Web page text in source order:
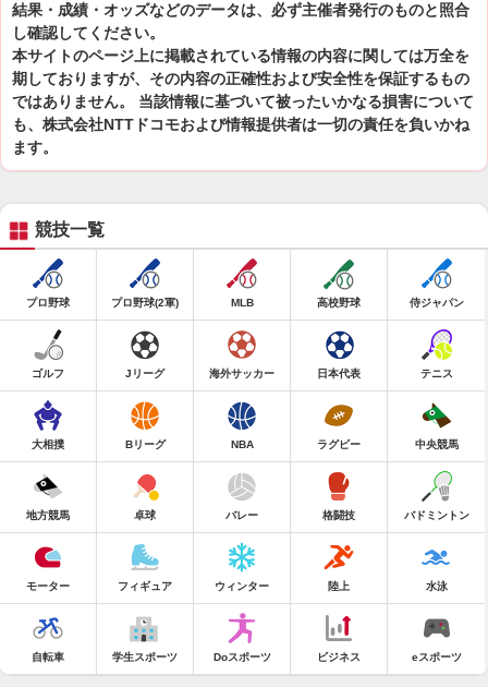
結果・成績・オッズなどのデータは、必ず主催者発行のものと照合
し確認してください。
本サイトのページ上に掲載されている情報の内容に関しては万全を
期しておりますが、その内容の正確性および安全性を保証するもの
ではありません。 当該情報に基づいて被ったいかなる損害について
も、株式会社NTTドコモおよび情報提供者は一切の責任を負いかね
ます。
競技一覧
プロ野球 プロ野球(2軍) MLB 高校野球 侍ジャパン
ゴルフ Jリーグ 海外サッカー 日本代表 テニス
大相撲 Bリーグ NBA ラグビー 中央競馬
地方競馬 卓球 バレー 格闘技 バドミントン
モーター フィギュア ウィンター 陸上 水泳
自転車 学生スポーツ Doスポーツ ビジネス eスポーツ